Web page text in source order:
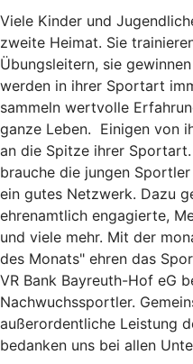
Viele Kinder und
zweite Heimat. Sie
Übungsleitern, sie
werden in ihrer Sportart
sammeln wertvolle
ganze Leben. Einigen von
an die Spitze ihrer
brauche die jungen
ein gutes Netzwerk. Dazu
ehrenamtlich engagierte,
und viele mehr. Mit der
des Monats" ehren das
VR Bank Bayreuth-Hof eG
Nachwuchssportler.
außerordentliche Leistung
bedanken uns bei allen